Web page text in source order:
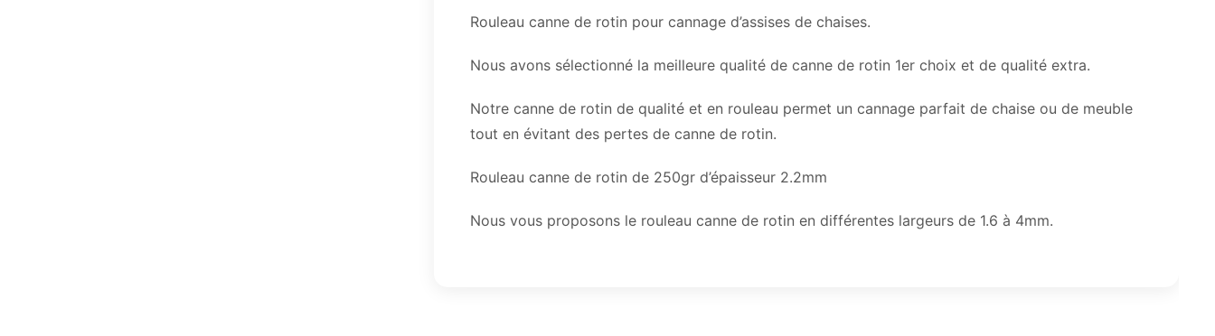
Rouleau canne de rotin pour cannage d’assises de chaises.
Nous avons sélectionné la meilleure qualité de canne de rotin 1er choix et de qualité extra.
Notre canne de rotin de qualité et en rouleau permet un cannage parfait de chaise ou de meuble
tout en évitant des pertes de canne de rotin.
Rouleau canne de rotin de 250gr d’épaisseur 2.2mm
Nous vous proposons le rouleau canne de rotin en différentes largeurs de 1.6 à 4mm.